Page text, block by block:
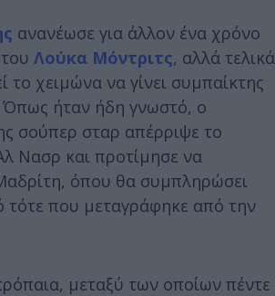
ανανέωσε για άλλον ένα χρόνο
Λούκα Μόντριτς, αλλά τελικά
το χειμώνα να γίνει συμπαίκτης
Όπως ήταν ήδη γνωστό, ο
σούπερ σταρ απέρριψε το
Νασρ και προτίμησε να
όπου θα συμπληρώσει
τότε που μεταγράφηκε από την
μεταξύ των οποίων πέντε